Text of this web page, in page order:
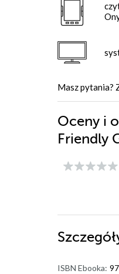
Masz pytania?
Oceny i
Friendly
ISBN Ebooka: